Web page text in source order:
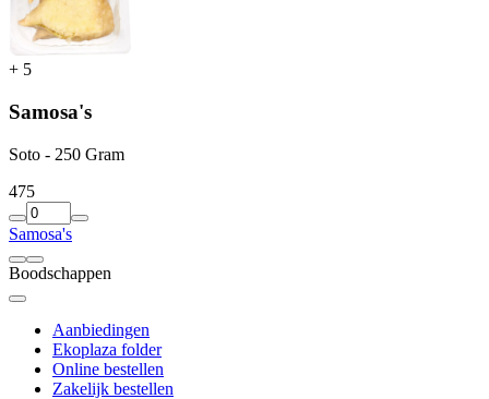
+ 5
Samosa's
Soto - 250 Gram
475
Samosa's
Boodschappen
Aanbiedingen
Ekoplaza folder
Online bestellen
Zakelijk bestellen